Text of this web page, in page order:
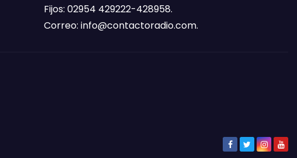
Fijos: 02954 429222-428958.
Correo: info@contactoradio.com.